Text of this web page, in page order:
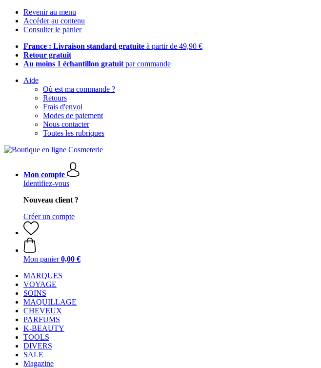
Revenir au menu
Accéder au contenu
Consulter le panier
France : Livraison standard gratuite à partir de 49,90 €
Retour gratuit
Au moins 1 échantillon gratuit par commande
Aide
Où est ma commande ?
Retours
Frais d'envoi
Modes de paiement
Nous contacter
Toutes les rubriques
Mon compte
Identifiez-vous
Nouveau client ?
Créer un compte
Mon panier 0,00 €
MARQUES
VOYAGE
SOINS
MAQUILLAGE
CHEVEUX
PARFUMS
K-BEAUTY
TOOLS
DIVERS
SALE
Magazine